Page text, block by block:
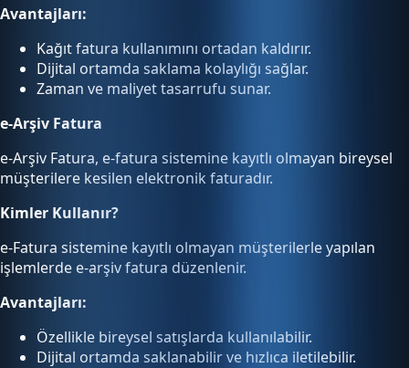
Avantajları:
Kağıt fatura kullanımını ortadan kaldırır.
Dijital ortamda saklama kolaylığı sağlar.
Zaman ve maliyet tasarrufu sunar.
e-Arşiv Fatura
e-Arşiv Fatura, e-fatura sistemine kayıtlı olmayan bireysel
müşterilere kesilen elektronik faturadır.
Kimler Kullanır?
e-Fatura sistemine kayıtlı olmayan müşterilerle yapılan
işlemlerde e-arşiv fatura düzenlenir.
Avantajları:
Özellikle bireysel satışlarda kullanılabilir.
Dijital ortamda saklanabilir ve hızlıca iletilebilir.